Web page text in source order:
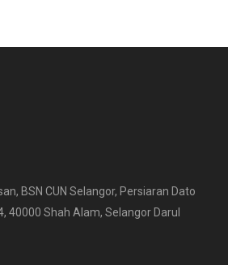
BSN CUN Selangor, Persiaran Dato
40000 Shah Alam, Selangor Darul